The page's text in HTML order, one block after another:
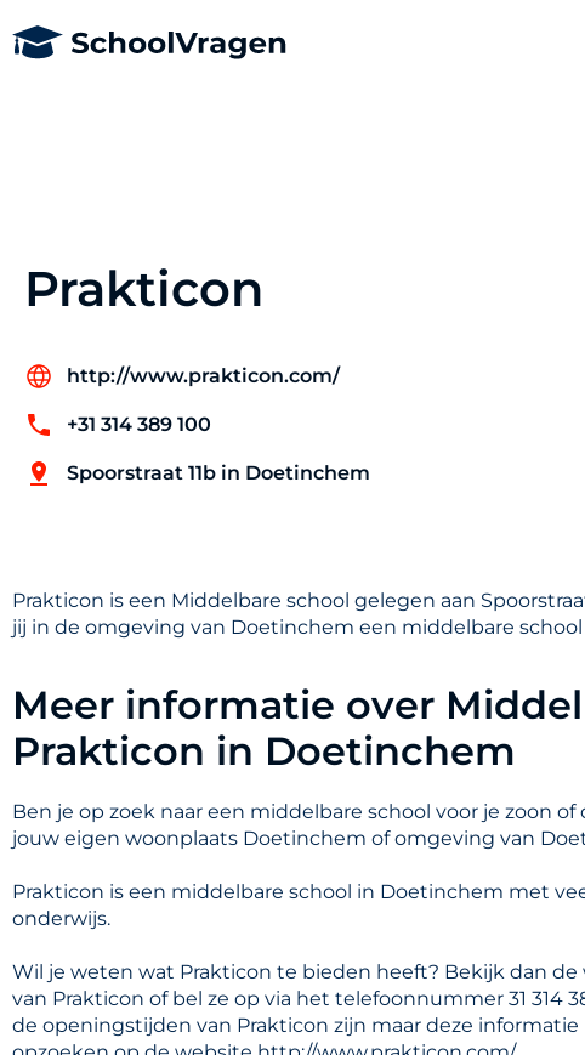
Prakticon
http://www.prakticon.com/
+31 314 389 100
Spoorstraat 11b in Doetinchem
Prakticon is een Middelbare school gelegen aan
jij in de omgeving van Doetinchem een middelbare
Meer informatie over
Prakticon in Doetinchem
Ben je op zoek naar een middelbare school voor je zoon
jouw eigen woonplaats Doetinchem of omgeving van
Prakticon is een middelbare school in Doetinchem met
onderwijs.
Wil je weten wat Prakticon te bieden heeft? Bekijk dan
van Prakticon of bel ze op via het telefoonnummer 31 314
de openingstijden van Prakticon zijn maar deze